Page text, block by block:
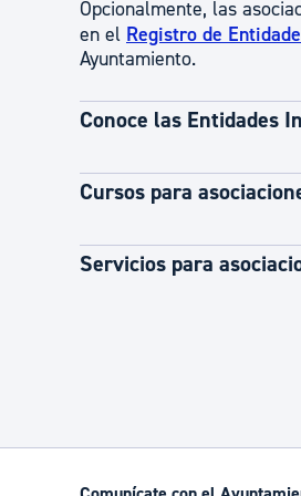
Opcionalmente, las
en el Registro de
Ayuntamiento.
Conoce las Entidades
Cursos para
Servicios para